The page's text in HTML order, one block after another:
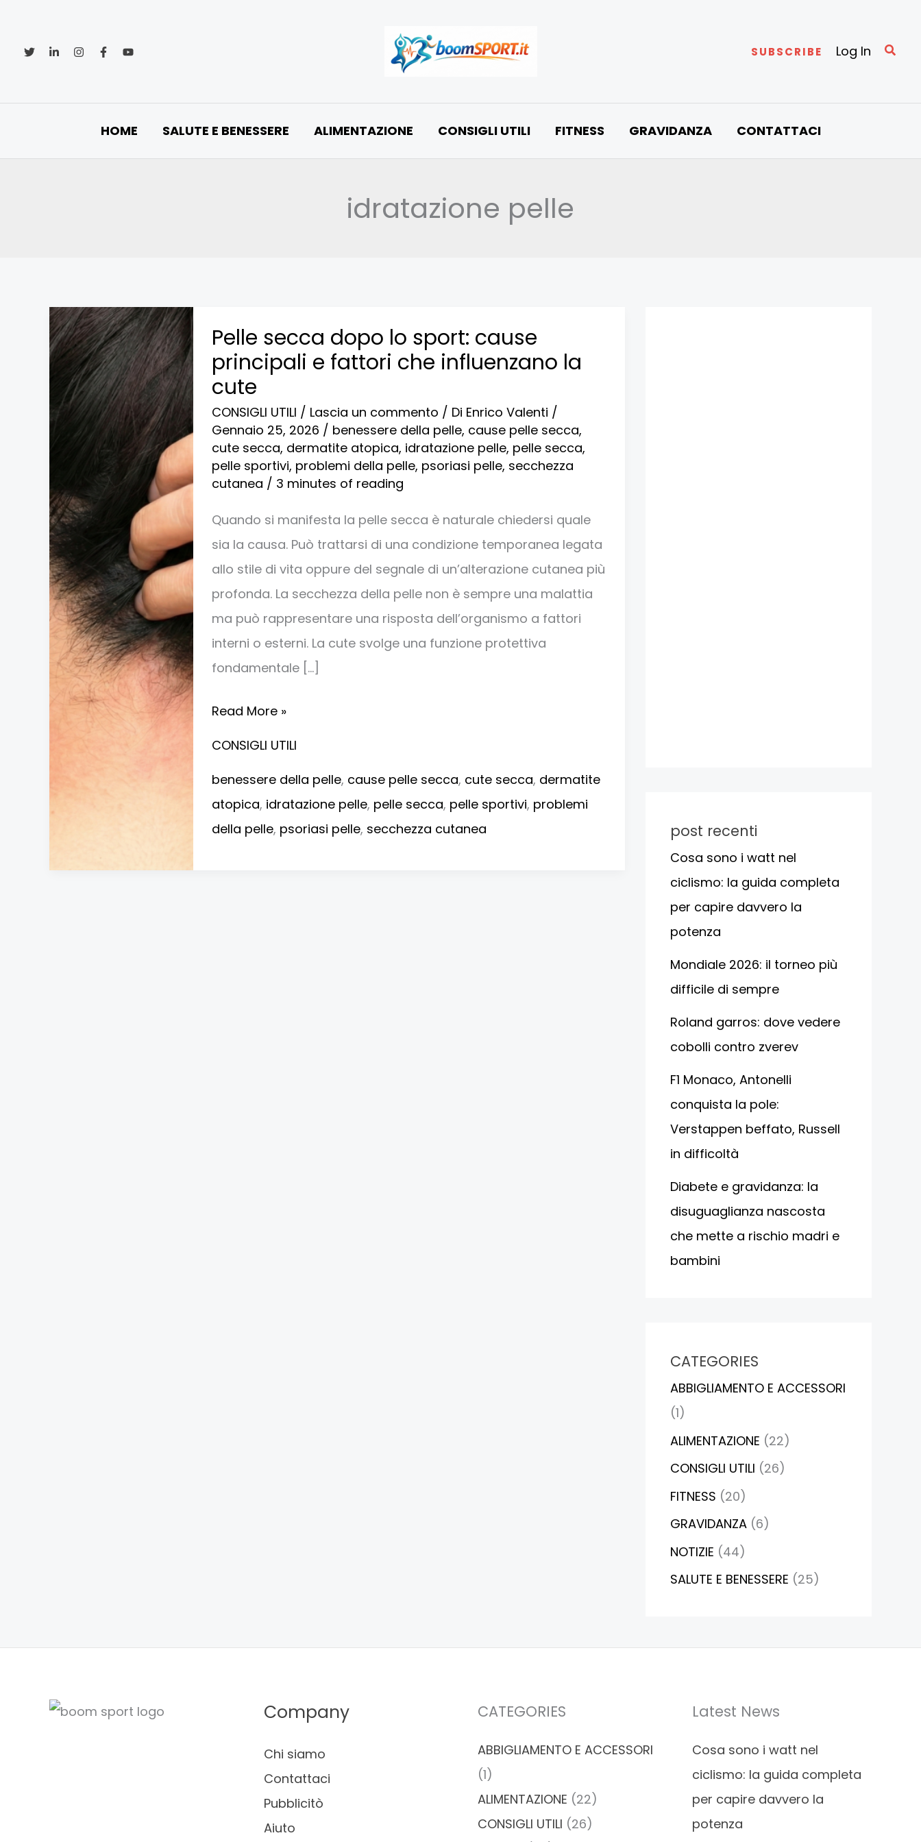
contenuto
SUBSCRIBE Log In Cerca
HOME SALUTE E BENESSERE ALIMENTAZIONE CONSIGLI UTILI FITNESS GRAVIDANZA CONTATTACI
idratazione pelle
Pelle secca dopo lo sport: cause
principali e fattori che influenzano la
cute
CONSIGLI UTILI / Lascia un commento / Di Enrico Valenti /
Gennaio 25, 2026 / benessere della pelle, cause pelle secca,
cute secca, dermatite atopica, idratazione pelle, pelle secca,
pelle sportivi, problemi della pelle, psoriasi pelle, secchezza
cutanea / 3 minutes of reading
Quando si manifesta la pelle secca è naturale chiedersi quale
sia la causa. Può trattarsi di una condizione temporanea legata
allo stile di vita oppure del segnale di un’alterazione cutanea più
profonda. La secchezza della pelle non è sempre una malattia
ma può rappresentare una risposta dell’organismo a fattori
interni o esterni. La cute svolge una funzione protettiva
fondamentale […]
secca
dopo
lo
sport:
cause
principali
e
fattori
che
influenzano
la
cute
Read More »
CONSIGLI UTILI
benessere della pelle, cause pelle secca, cute secca, dermatite
atopica, idratazione pelle, pelle secca, pelle sportivi, problemi
della pelle, psoriasi pelle, secchezza cutanea post recenti
Cosa sono i watt nel
ciclismo: la guida completa
per capire davvero la
potenza
Mondiale 2026: il torneo più
difficile di sempre
Roland garros: dove vedere
cobolli contro zverev
F1 Monaco, Antonelli
conquista la pole:
Verstappen beffato, Russell
in difficoltà
Diabete e gravidanza: la
disuguaglianza nascosta
che mette a rischio madri e
bambini
CATEGORIES
ABBIGLIAMENTO E ACCESSORI
(1)
ALIMENTAZIONE (22)
CONSIGLI UTILI (26)
FITNESS (20)
GRAVIDANZA (6)
NOTIZIE (44)
SALUTE E BENESSERE (25)
Company
Chi siamo
Contattaci
Pubblicitò
Aiuto
CATEGORIES
ABBIGLIAMENTO E ACCESSORI
(1)
ALIMENTAZIONE (22)
CONSIGLI UTILI (26)
Latest News
Cosa sono i watt nel
ciclismo: la guida completa
per capire davvero la
potenza